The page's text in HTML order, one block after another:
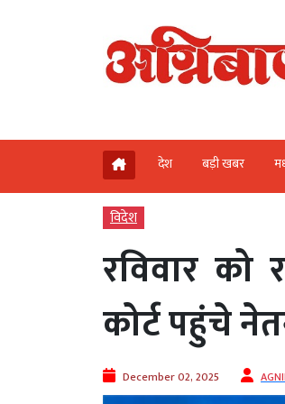
देश बड़ी खबर
विदेश
रविवार को
कोर्ट पहुंचे
December 02, 2025